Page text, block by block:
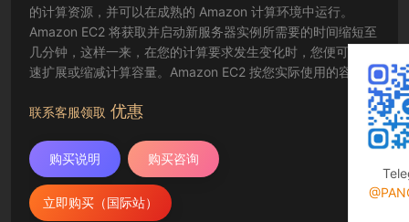
的计算资源，并可以在成熟的 Amazon 计算环境中运行。
Amazon EC2 将获取并启动新服务器实例所需要的时间缩短至
几分钟，这样一来，在您的计算要求发生变化时，您便可以快
速扩展或缩减计算容量。Amazon EC2 按您实际使用的容量收
费，改变了计算的成本结算方式。Amazon EC2 云服务器还为
开发人员提供了创建故障恢复应用程序以及排除常见故障情况
联系客服领取 优惠
购买说明 购买咨询
立即购买（国际站）